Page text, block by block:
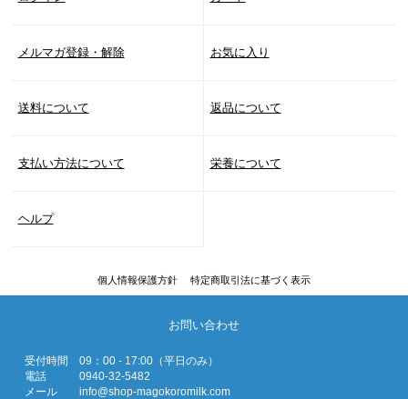
メルマガ登録・解除 お気に入り
送料について 返品について
支払い方法について 栄養について
ヘルプ
個人情報保護方針 特定商取引法に基づく表示
お問い合わせ
受付時間
09：00 - 17:00（平日のみ）
電話
0940-32-5482
メール
info@shop-magokoromilk.com